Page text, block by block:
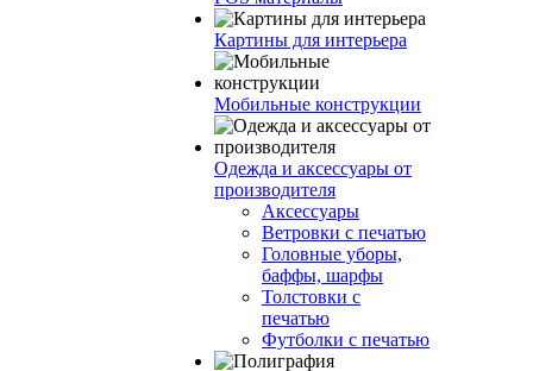
Картины для интерьера
Мобильные конструкции
Одежда и аксессуары от
производителя
Аксессуары
Ветровки с печатью
Головные уборы,
баффы, шарфы
Толстовки с
печатью
Футболки с печатью